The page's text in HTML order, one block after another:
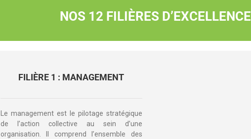
NOS 12 FILIÈRES D’EXCELLENCE
FILIÈRE 1 : MANAGEMENT
Le management est le pilotage stratégique
de l’action collective au sein d’une
organisation. Il comprend l’ensemble des